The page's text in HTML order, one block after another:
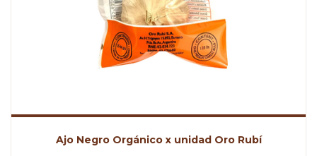
Ajo Negro Orgánico x unidad Oro Rubí